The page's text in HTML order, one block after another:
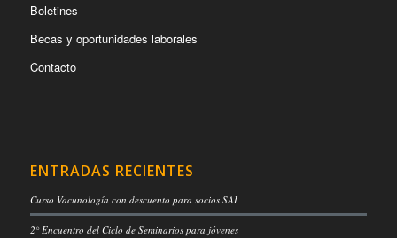
Boletines
Becas y oportunidades laborales
Contacto
ENTRADAS RECIENTES
Curso Vacunología con descuento para socios SAI
2° Encuentro del Ciclo de Seminarios para jóvenes